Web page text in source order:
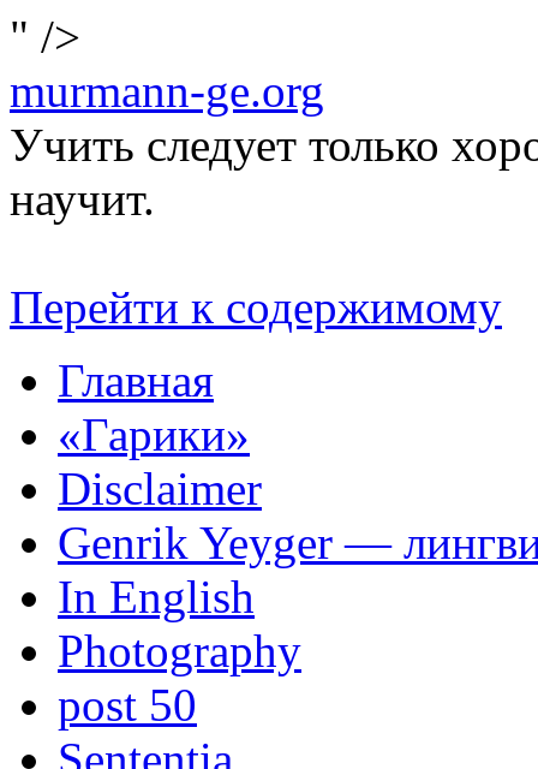
" />
murmann-ge.org
Учить следует только
научит.
Перейти к содержимому
Главная
«Гарики»
Disclaimer
Genrik Yeyger —
In English
Photography
post 50